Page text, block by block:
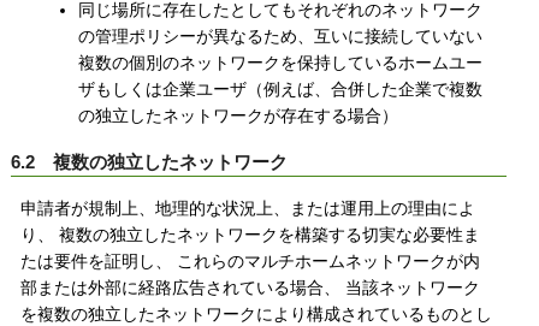
同じ場所に存在したとしてもそれぞれのネットワーク
の管理ポリシーが異なるため、互いに接続していない
複数の個別のネットワークを保持しているホームユー
ザもしくは企業ユーザ（例えば、合併した企業で複数
の独立したネットワークが存在する場合）
6.2 複数の独立したネットワーク
申請者が規制上、地理的な状況上、または運用上の理由によ
り、 複数の独立したネットワークを構築する切実な必要性ま
たは要件を証明し、 これらのマルチホームネットワークが内
部または外部に経路広告されている場合、 当該ネットワーク
を複数の独立したネットワークにより構成されているものとし